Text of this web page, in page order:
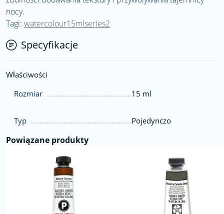
nocy.
Tagi: watercolour15mlseries2
Specyfikacje
Właściwości
Rozmiar
15 ml
Typ Pojedynczo
Powiązane produkty